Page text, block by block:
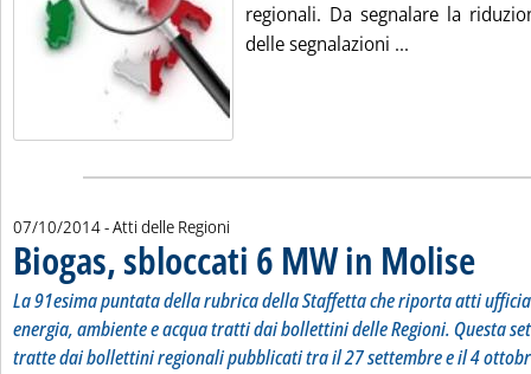
regionali. Da segnalare la
delle segnalazioni ...
07/10/2014- Atti delle Regioni
Biogas, sbloccati 6 MW in Molise
La 91esima puntata della rubrica della Staffetta che riporta atti
energia, ambiente e acqua tratti dai bollettini delle Regioni. Questa
tratte dai bollettini regionali pubblicati tra il 27 settembre e il 4